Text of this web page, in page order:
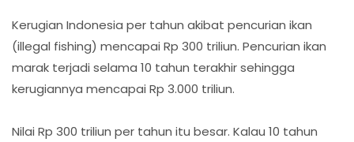
Kerugian Indonesia per tahun akibat pencurian ikan
(illegal fishing) mencapai Rp 300 triliun. Pencurian ikan
marak terjadi selama 10 tahun terakhir sehingga
kerugiannya mencapai Rp 3.000 triliun.
Nilai Rp 300 triliun per tahun itu besar. Kalau 10 tahun